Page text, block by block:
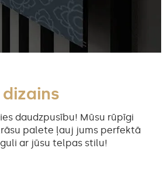
daudzpusību! Mūsu rūpīgi
palete ļauj jums perfektā
ar jūsu telpas stilu!